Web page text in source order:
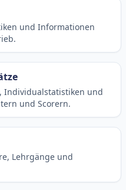
und Informationen
Individualstatistiken und
und Scorern.
Lehrgänge und